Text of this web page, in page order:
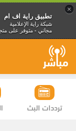
×
تطبيق راية اف ام
شبكة راية الإعلامية
مجاني - متوفر على
ترددات البث